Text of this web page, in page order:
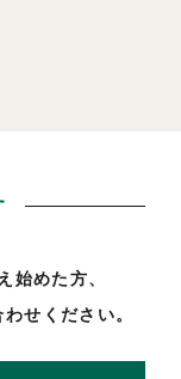
始めた方、
せください。